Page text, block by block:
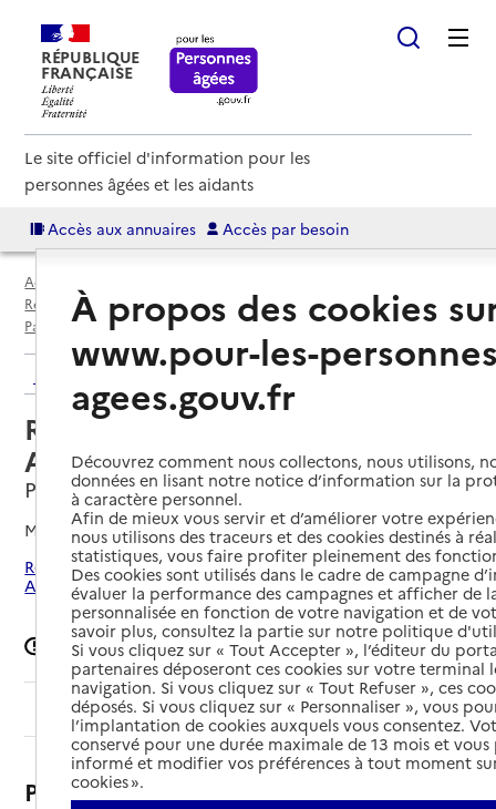
RÉPUBLIQUE
FRANÇAISE
Le site officiel d'information pour les
personnes âgées et les aidants
Accès aux annuaires Accès par besoin
Accueil
Résidences autonomie par département
Paris (75)
Paris 14e Arrondissement
Résidence autonomie Les Arbustes
Retour aux résultats de l'annuaire
Résidence autonomie Les
Arbustes
Paris 14e Arrondissement, PARIS
Mis à jour le16/09/2024
Rechercher les établissements autour de Paris 14e
Arrondissement
Signaler une erreur
Sommaire
Présentation
À propos des cookies
www.pour-les-
agees.gouv.fr
Découvrez comment nous collectons, nous utilisons,
données en lisant notre notice d’information sur la
à caractère personnel.
Afin de mieux vous servir et d’améliorer votre
nous utilisons des traceurs et des cookies destinés à
statistiques, vous faire profiter pleinement des
Des cookies sont utilisés dans le cadre de campagne
évaluer la performance des campagnes et afficher de
personnalisée en fonction de votre navigation et de
savoir plus, consultez la partie sur notre politique
Si vous cliquez sur « Tout Accepter », l’éditeur du
partenaires déposeront ces cookies sur votre terminal
navigation. Si vous cliquez sur « Tout Refuser », ces
déposés. Si vous cliquez sur « Personnaliser », vous
l’implantation de cookies auxquels vous consentez.
conservé pour une durée maximale de 13 mois et
informé et modifier vos préférences à tout moment
cookies ».